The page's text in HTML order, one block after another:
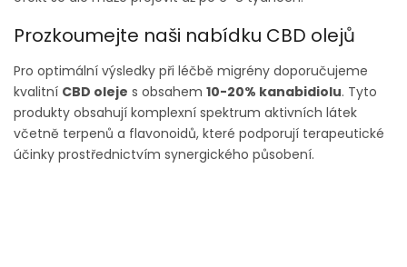
Prozkoumejte naši nabídku CBD olejů
Pro optimální výsledky při léčbě migrény doporučujeme
kvalitní CBD oleje s obsahem 10-20% kanabidiolu. Tyto
produkty obsahují komplexní spektrum aktivních látek
včetně terpenů a flavonoidů, které podporují terapeutické
účinky prostřednictvím synergického působení.